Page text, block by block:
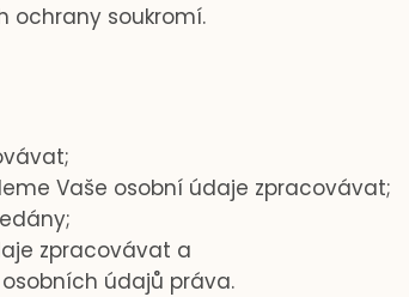
ochrany soukromí.
Vaše osobní údaje zpracovávat;
zpracovávat a
údajů práva.